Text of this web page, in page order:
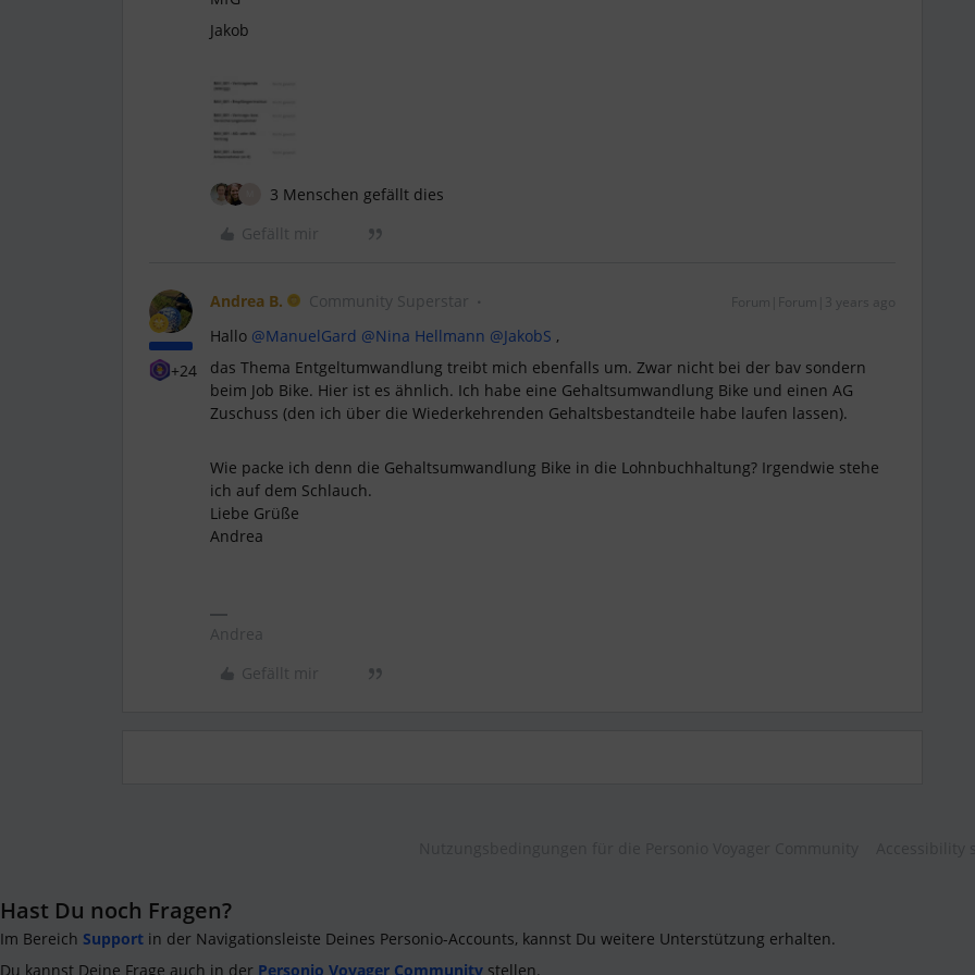
Jakob
3 Menschen gefällt dies
Gefällt mir
+24
Andrea B. Community Superstar Forum|Forum|3 years ago
Hallo @ManuelGard @Nina Hellmann @JakobS ,
das Thema Entgeltumwandlung treibt mich ebenfalls um. Zwar nicht bei der bav sondern
beim Job Bike. Hier ist es ähnlich. Ich habe eine Gehaltsumwandlung Bike und einen AG
Zuschuss (den ich über die Wiederkehrenden Gehaltsbestandteile habe laufen lassen).
Wie packe ich denn die Gehaltsumwandlung Bike in die Lohnbuchhaltung? Irgendwie stehe
ich auf dem Schlauch.
Liebe Grüße
Andrea
Andrea
Gefällt mir
Hast Du noch Fragen?
Im Bereich Support in der Navigationsleiste Deines Personio-Accounts, kannst Du weitere Unterstützung erhalten.
Du kannst Deine Frage auch in der Personio Voyager Community stellen.